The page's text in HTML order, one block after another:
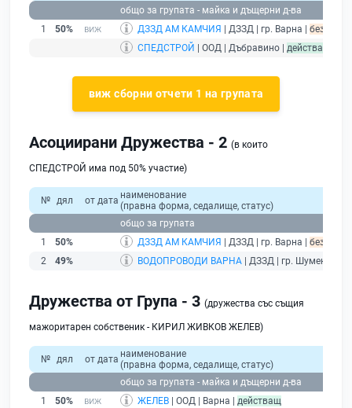
общо за групата - майка и дъщерни д-ва
1
50% ДЗЗД АМ КАМЧИЯ | ДЗЗД | гр. Варна | без
СПЕДСТРОЙ
| ООД | Дъбравино | действащ
виж сборни отчети 1 на групата
Асоциирани Дружества - 2 (в които
СПЕДСТРОЙ има под 50% участие)
№ дял от дата наименование
(правна форма, седалище, статус)
общо за групата
1
50% ДЗЗД АМ КАМЧИЯ | ДЗЗД | гр. Варна | без
2
49% ВОДОПРОВОДИ ВАРНА | ДЗЗД | гр. Шумен |
Дружества от Група - 3 (дружества със същия
мажоритарен собственик - КИРИЛ ЖИВКОВ ЖЕЛЕВ)
№ дял от дата наименование
(правна форма, седалище, статус)
общо за групата - майка и дъщерни д-ва
1
50% ЖЕЛЕВ | ООД | Варна | действащ